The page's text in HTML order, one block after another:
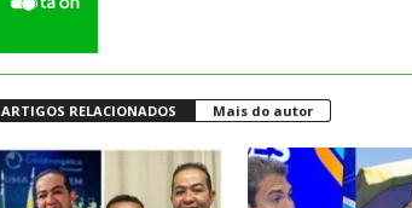
ARTIGOS RELACIONADOS Mais do autor